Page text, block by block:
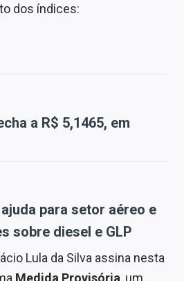
dos índices:
a R$ 5,1465, em
para setor aéreo e
sobre diesel e GLP
Lula da Silva assina nesta